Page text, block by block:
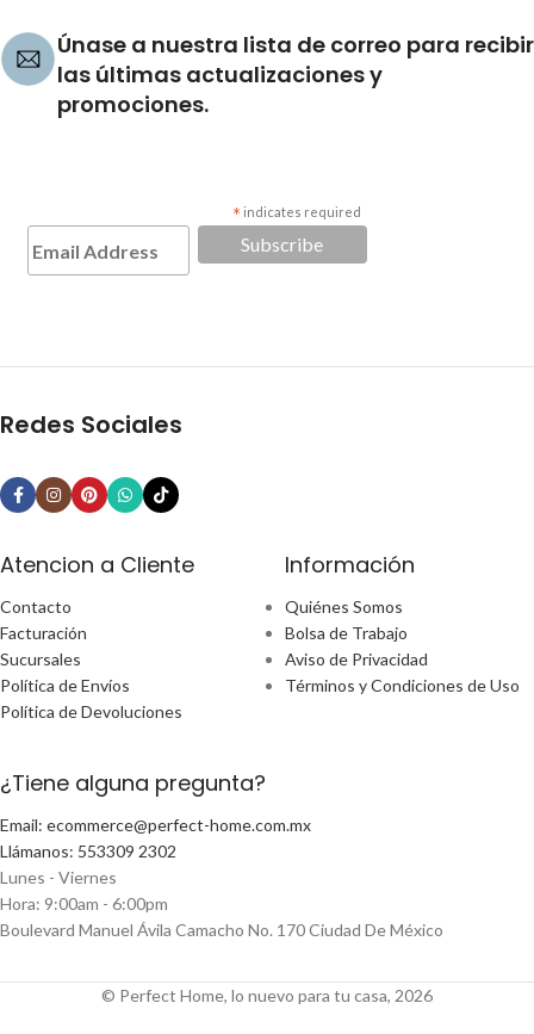
Únase a nuestra lista de correo para recibir
las últimas actualizaciones y
promociones.
* indicates required
Redes Sociales
Atencion a Cliente
Contacto
Facturación
Sucursales
Política de Envíos
Política de Devoluciones
Información
Quiénes Somos
Bolsa de Trabajo
Aviso de Privacidad
Términos y Condiciones de Uso
¿Tiene alguna pregunta?
Email: ecommerce@perfect-home.com.mx
Llámanos: 553309 2302
Lunes - Viernes
Hora: 9:00am - 6:00pm
Boulevard Manuel Ávila Camacho No. 170 Ciudad De México
© Perfect Home, lo nuevo para tu casa, 2026